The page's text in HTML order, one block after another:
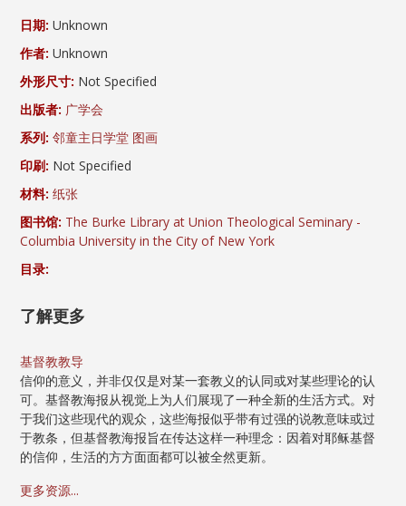
日期: Unknown
作者: Unknown
外形尺寸: Not Specified
出版者: 广学会
系列: 邻童主日学堂 图画
印刷: Not Specified
材料: 纸张
图书馆: The Burke Library at Union Theological Seminary -
Columbia University in the City of New York
目录:
了解更多
基督教教导
信仰的意义，并非仅仅是对某一套教义的认同或对某些理论的认
可。基督教海报从视觉上为人们展现了一种全新的生活方式。对
于我们这些现代的观众，这些海报似乎带有过强的说教意味或过
于教条，但基督教海报旨在传达这样一种理念：因着对耶稣基督
的信仰，生活的方方面面都可以被全然更新。
更多资源...